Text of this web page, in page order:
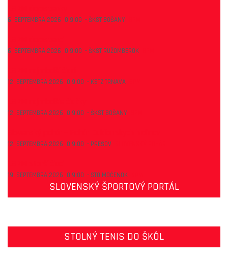
6. SEPTEMBRA 2026 O 9:00 - ŠKST BOŠANY
6. SEPTEMBRA 2026 O 9:00 - ŠKST RUŽOMBEROK
12. SEPTEMBRA 2026 O 9:00 - KSTZ TRNAVA
12. SEPTEMBRA 2026 O 9:00 - ŠKST BOŠANY
12. SEPTEMBRA 2026 O 9:00 - PREŠOV
19. SEPTEMBRA 2026 O 9:00 - STO MOČENOK
SLOVENSKÝ ŠPORTOVÝ PORTÁL
STOLNÝ TENIS DO ŠKÔL